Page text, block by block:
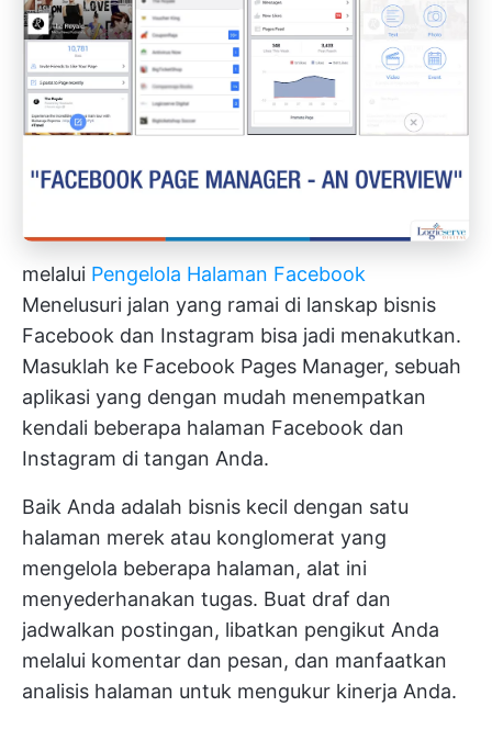
melalui Pengelola Halaman Facebook
Menelusuri jalan yang ramai di lanskap bisnis
Facebook dan Instagram bisa jadi menakutkan.
Masuklah ke Facebook Pages Manager, sebuah
aplikasi yang dengan mudah menempatkan
kendali beberapa halaman Facebook dan
Instagram di tangan Anda.
Baik Anda adalah bisnis kecil dengan satu
halaman merek atau konglomerat yang
mengelola beberapa halaman, alat ini
menyederhanakan tugas. Buat draf dan
jadwalkan postingan, libatkan pengikut Anda
melalui komentar dan pesan, dan manfaatkan
analisis halaman untuk mengukur kinerja Anda.